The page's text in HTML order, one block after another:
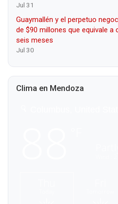
Jul 31
Guaymallén y el perpetuo
de $90 millones que equivale a
seis meses
Jul 30
Clima en Mendoza